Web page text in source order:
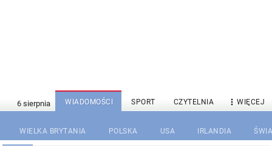
WIADOMOŚCI SPORT CZYTELNIA  WIĘCEJ
WIELKA BRYTANIA POLSKA USA IRLANDIA